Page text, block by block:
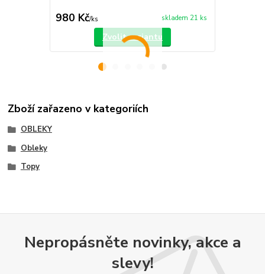
980 Kč/ks skladem 21 ks
Zvolit variantu
Zboží zařazeno v kategoriích
OBLEKY
Obleky
Topy
Nepropásněte novinky, akce a
slevy!